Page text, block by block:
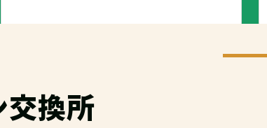
交換所